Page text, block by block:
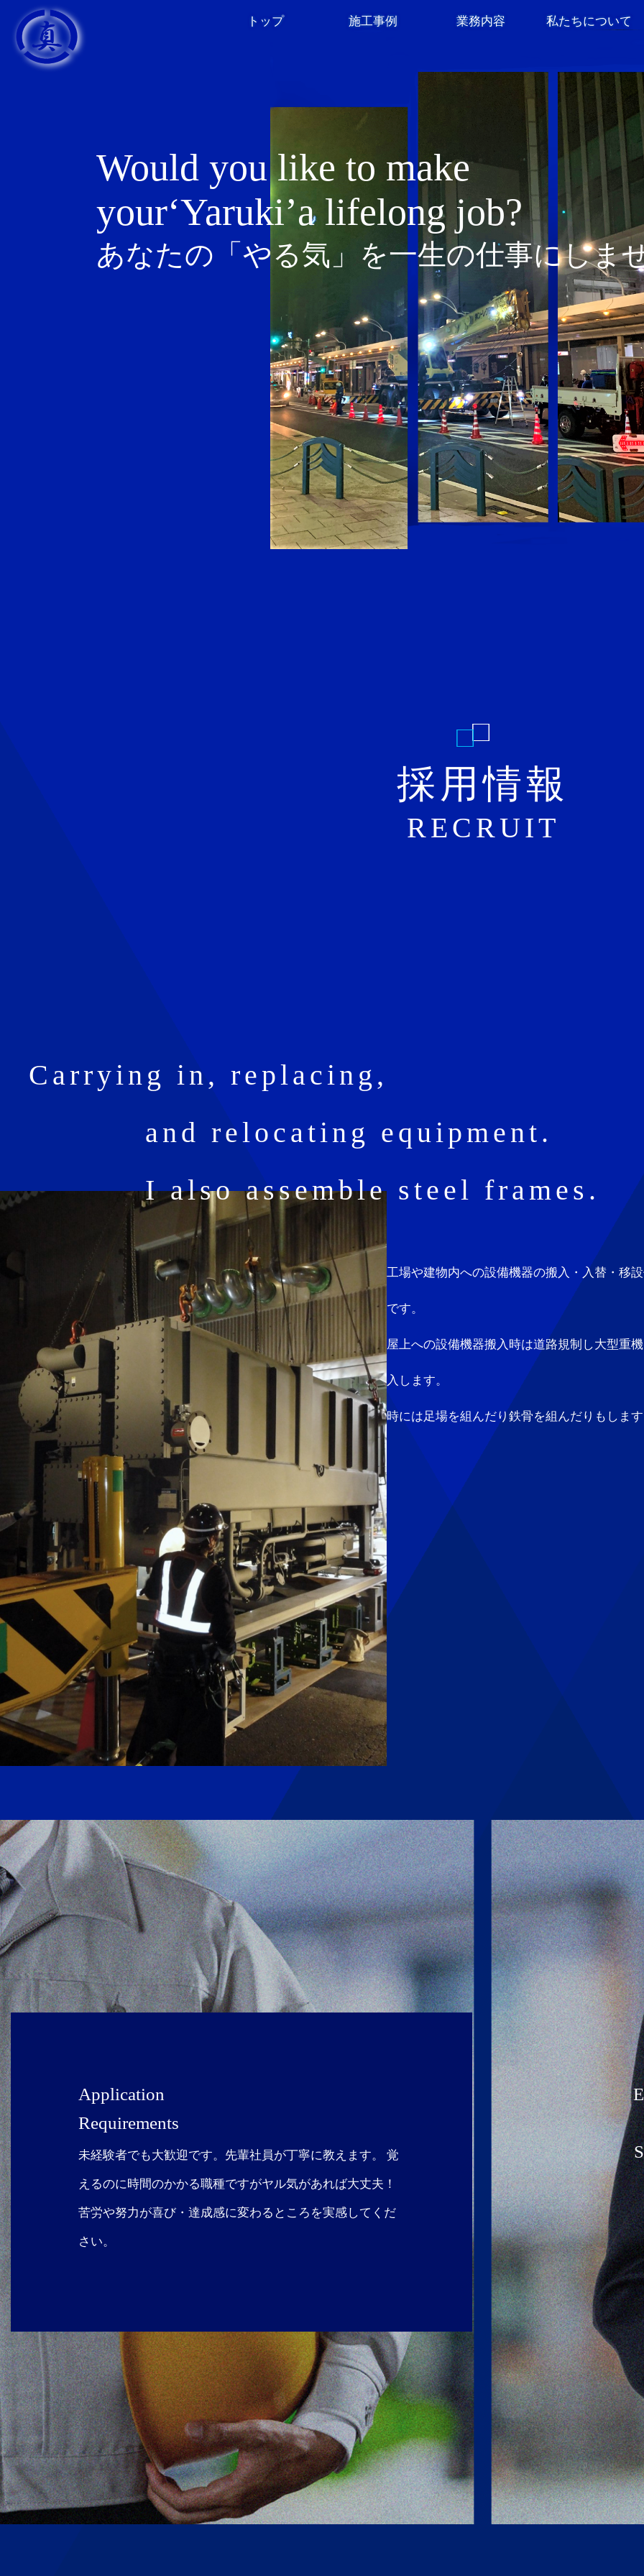
トップ 施工事例 業務内容 私たちについて
Would you like to make
your‘Yaruki’a lifelong job?
あなたの「やる気」を一生の仕事にしま
採用情報
RECRUIT
Carrying in, replacing,
and relocating equipment.
I also assemble steel frames.
工場や建物内への設備機器の搬入・入替・移
です。
屋上への設備機器搬入時は道路規制し大型重
入します。
時には足場を組んだり鉄骨を組んだりもしま
Application
Requirements
未経験者でも大歓迎です。先輩社員が丁寧に教えます。 覚
えるのに時間のかかる職種ですがヤル気があれば大丈夫！
苦労や努力が喜び・達成感に変わるところを実感してくだ
さい。